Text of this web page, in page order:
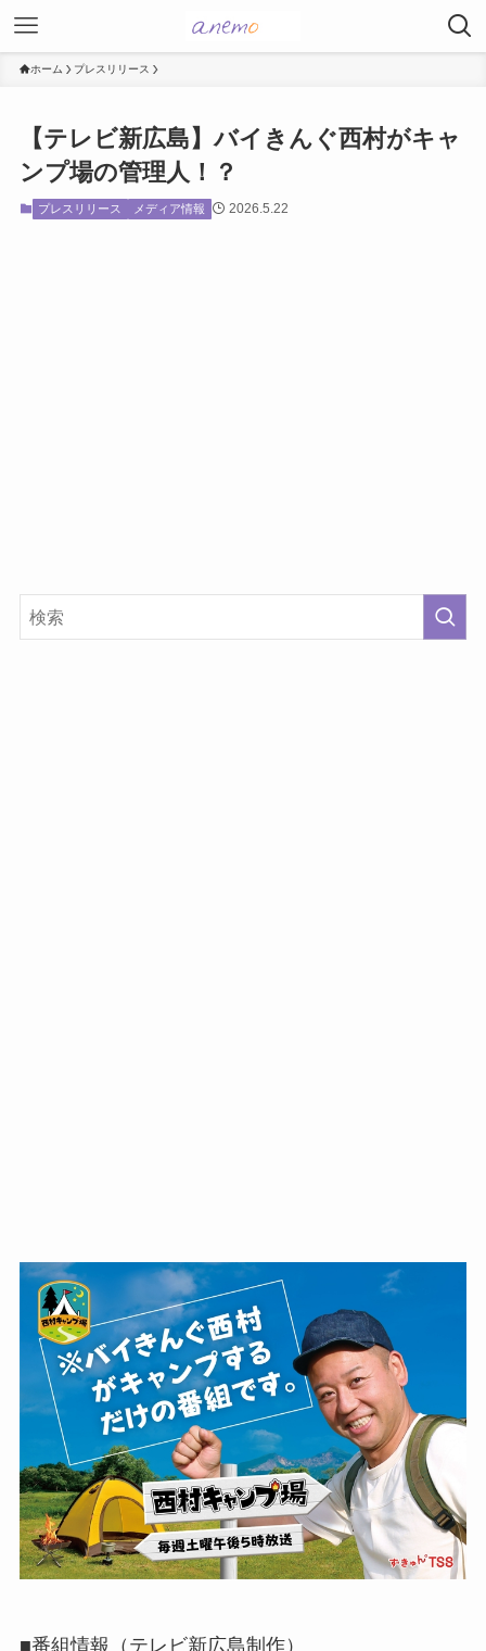
ホーム プレスリリース
【テレビ新広島】バイきんぐ西村がキャ
ンプ場の管理人！？
プレスリリース メディア情報 2026.5.22
■番組情報（テレビ新広島制作）